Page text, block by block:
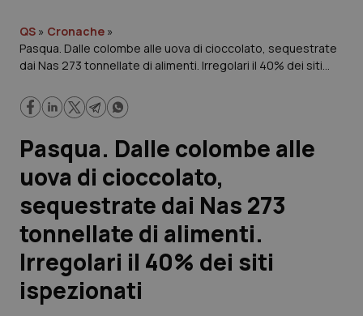
Governo e Parlamento
Regioni e Asl
Lavoro e Professioni
Scienza e Farmaci
Studi e Analisi
Lettere al direttore
Edizioni Regionali
QS » Cronache »
Pasqua. Dalle colombe alle uova di cioccolato, sequestrate
dai Nas 273 tonnellate di alimenti. Irregolari il 40% dei siti
Pasqua. Dalle colombe alle
uova di cioccolato,
sequestrate dai Nas 273
tonnellate di alimenti.
Irregolari il 40% dei siti
ispezionati